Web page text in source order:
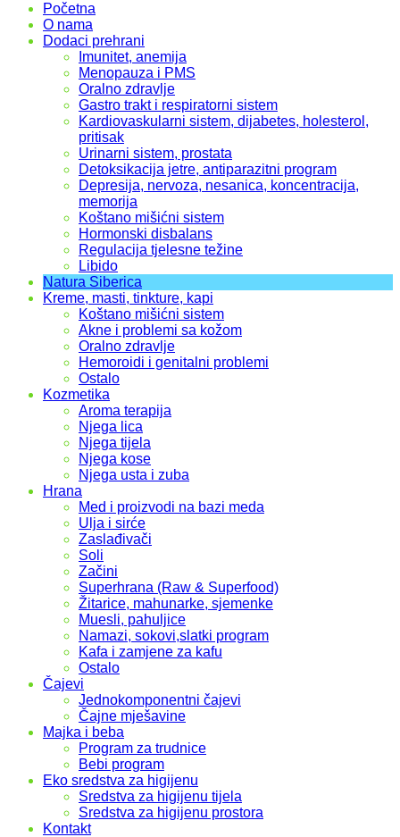
Početna
O nama
Dodaci prehrani
Imunitet, anemija
Menopauza i PMS
Oralno zdravlje
Gastro trakt i respiratorni sistem
Kardiovaskularni sistem, dijabetes, holesterol,
pritisak
Urinarni sistem, prostata
Detoksikacija jetre, antiparazitni program
Depresija, nervoza, nesanica, koncentracija,
memorija
Koštano mišićni sistem
Hormonski disbalans
Regulacija tjelesne težine
Libido
Natura Siberica
Kreme, masti, tinkture, kapi
Koštano mišićni sistem
Akne i problemi sa kožom
Oralno zdravlje
Hemoroidi i genitalni problemi
Ostalo
Kozmetika
Aroma terapija
Njega lica
Njega tijela
Njega kose
Njega usta i zuba
Hrana
Med i proizvodi na bazi meda
Ulja i sirće
Zaslađivači
Soli
Začini
Superhrana (Raw & Superfood)
Žitarice, mahunarke, sjemenke
Muesli, pahuljice
Namazi, sokovi,slatki program
Kafa i zamjene za kafu
Ostalo
Čajevi
Jednokomponentni čajevi
Čajne mješavine
Majka i beba
Program za trudnice
Bebi program
Eko sredstva za higijenu
Sredstva za higijenu tijela
Sredstva za higijenu prostora
Kontakt